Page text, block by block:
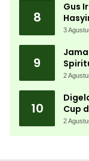
8
Gus
3
9
2
10
Cup
2